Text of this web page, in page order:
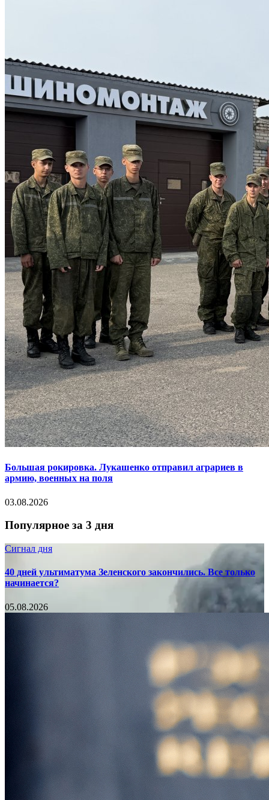
Большая рокировка. Лукашенко отправил аграриев в
армию, военных на поля
03.08.2026
Популярное за 3 дня
Сигнал дня
40 дней ультиматума Зеленского закончились. Все только
начинается?
05.08.2026